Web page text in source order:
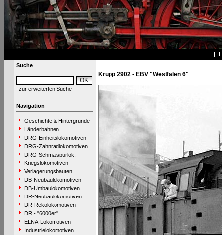
Suche
zur erweiterten Suche
Navigation
Geschichte & Hintergründe
Länderbahnen
DRG-Einheitslokomotiven
DRG-Zahnradlokomotiven
DRG-Schmalspurlok.
Kriegslokomotiven
Verlagerungsbauten
DB-Neubaulokomotiven
DB-Umbaulokomotiven
DR-Neubaulokomotiven
DR-Rekolokomotiven
DR - "6000er"
ELNA-Lokomotiven
Industrielokomotiven
Krupp 2902 - EBV "Westfalen 6"